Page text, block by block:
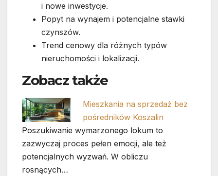
i nowe inwestycje.
Popyt na wynajem i potencjalne stawki
czynszów.
Trend cenowy dla różnych typów
nieruchomości i lokalizacji.
Zobacz także
Mieszkania na sprzedaż bez
pośredników Koszalin
Poszukiwanie wymarzonego lokum to
zazwyczaj proces pełen emocji, ale też
potencjalnych wyzwań. W obliczu
rosnących…